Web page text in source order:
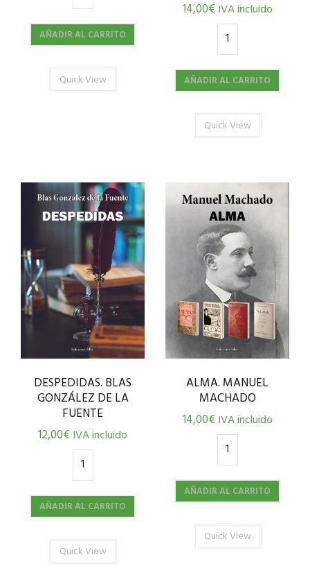
AÑADIR AL CARRITO
Quick View
14,00€ IVA incluido
AÑADIR AL CARRITO
Quick View
DESPEDIDAS. BLAS
GONZÁLEZ DE LA
FUENTE
12,00€IVA incluido
AÑADIR AL CARRITO
Quick View
ALMA. MANUEL
MACHADO
14,00€ IVA incluido
AÑADIR AL CARRITO
Quick View